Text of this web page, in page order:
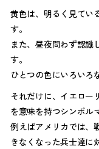
黄色は、明るく見てい
す。
また、昼夜問わず認識
す。
ひとつの色にいろいろ
それだけに、イエロー
を意味を持つシンボル
例えばアメリカでは、
きなくなった兵士達に